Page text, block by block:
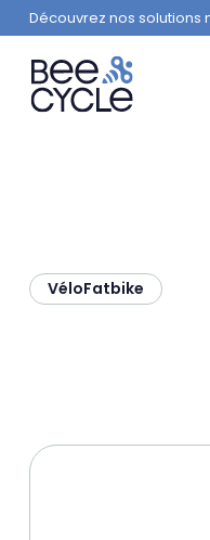
Découvrez nos
VéloFatbike